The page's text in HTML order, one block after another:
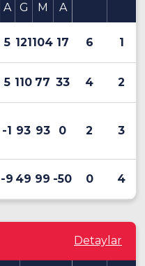
A G M A
5 121104 17 6 1
5 110 77 33 4 2
-1 93 93 0 2 3
-9 49 99 -50 0 4
Detaylar